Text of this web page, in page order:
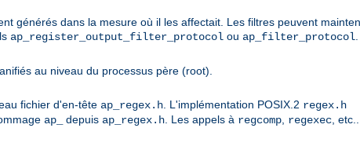
générés dans la mesure où il les affectait. Les filtres peuvent
ap_register_output_filter_protocol ou ap_filter_protocol
au niveau du processus père (root).
fichier d'en-tête ap_regex.h . L'implémentation POSIX.2 regex.h
ap_ depuis ap_regex.h . Les appels à regcomp regexec , etc...